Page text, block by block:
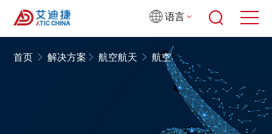
语言
首页 解决方案 航空航天 航空